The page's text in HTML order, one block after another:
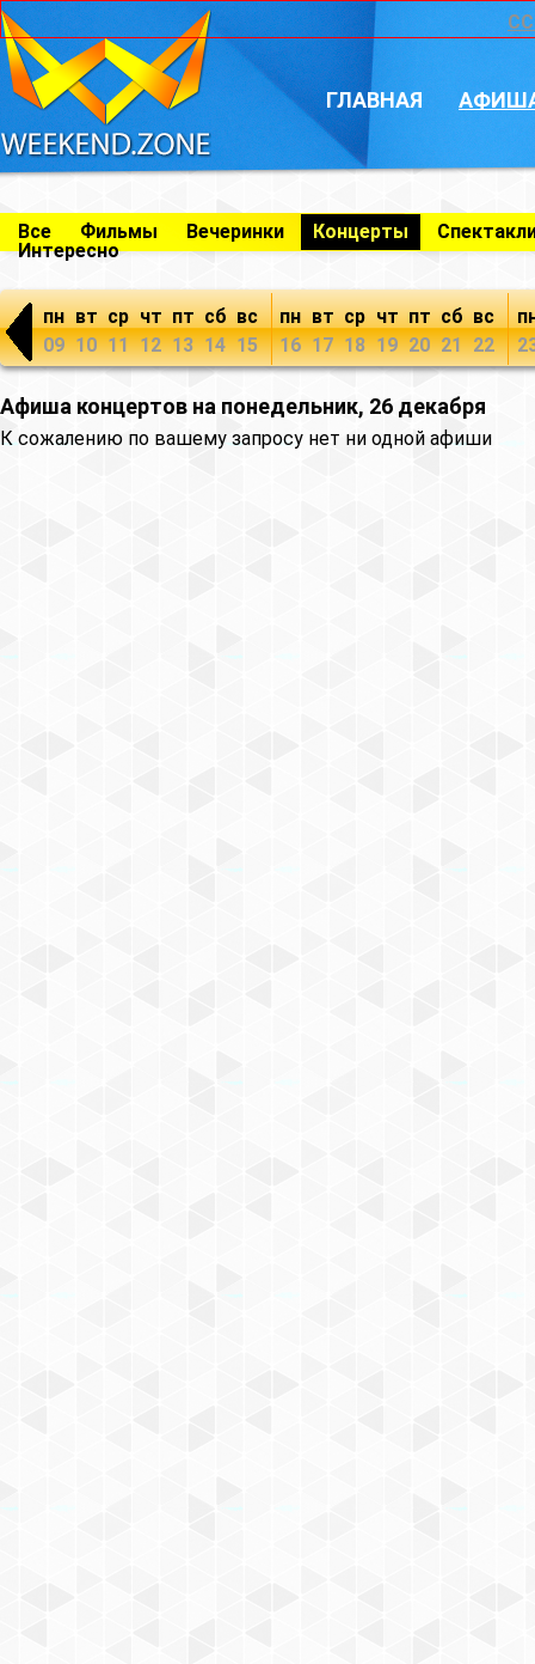
ГЛАВНАЯ
Все Фильмы Вечеринки Концерты
Интересно
пн
09
вт
10
ср
11
чт
12
пт
13
сб
14
вс
15
пн
16
вт
17
ср
18
чт
19
пт
20
сб
21
вс
22
Афиша концертов на понедельник, 26 декабря
К сожалению по вашему запросу нет ни одной афиши